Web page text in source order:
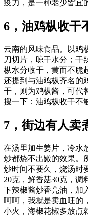
疫力，是一种老少皆宜
6，油鸡枞收干
云南的风味食品。以鸡
刀切片，晾干水分；干
枞水分收干，黄而不脆
还提到与油鸡枞齐名的
干，则为鸡枞酱，可代
搜一下：油鸡枞收干不
7，街边有人卖
在汤里加生姜片，冷水
炒都烧不出嫩的效果。
炒时间不要久，烧汤时
20克，鲜香菇30克，调
下辣椒酱炒香亮油，加
呵呵，我就是卖血旺的
小火，海椒花椒多放点